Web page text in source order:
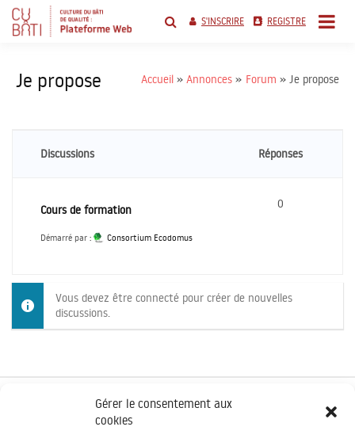
Gérer le consentement aux
cookies
Skip
content
réseau cubati
S'INSCRIRE REGISTRE
Je propose Accueil Annonces Forum Je propose
Discussions Réponses
Cours de formation
Démarré par : Consortium Ecodomus
0
Vous devez être connecté pour créer de nouvelles
discussions.
Il